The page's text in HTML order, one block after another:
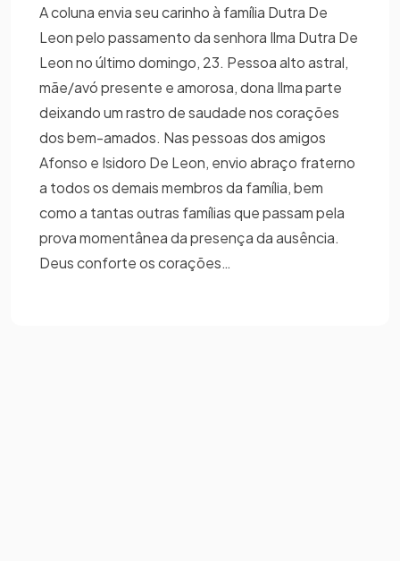
A coluna envia seu carinho à família Dutra De
Leon pelo passamento da senhora Ilma Dutra De
Leon no último domingo, 23. Pessoa alto astral,
mãe/avó presente e amorosa, dona Ilma parte
deixando um rastro de saudade nos corações
dos bem-amados. Nas pessoas dos amigos
Afonso e Isidoro De Leon, envio abraço fraterno
a todos os demais membros da família, bem
como a tantas outras famílias que passam pela
prova momentânea da presença da ausência.
Deus conforte os corações…